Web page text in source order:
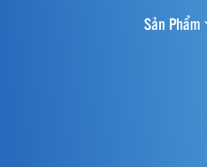
Sản Phẩm